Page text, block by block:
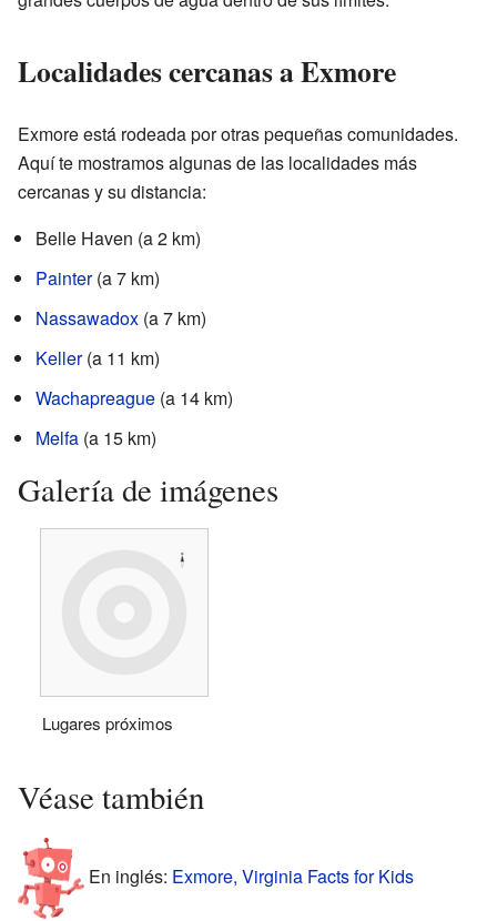
Localidades cercanas a Exmore
Exmore está rodeada por otras pequeñas comunidades.
Aquí te mostramos algunas de las localidades más
cercanas y su distancia:
Belle Haven (a 2 km)
Painter(a 7 km)
Nassawadox (a 7 km)
Keller(a 11 km)
Wachapreague (a 14 km)
Melfa (a 15 km)
Galería de imágenes
Lugares próximos
Véase también
En inglés: Exmore, Virginia Facts for Kids